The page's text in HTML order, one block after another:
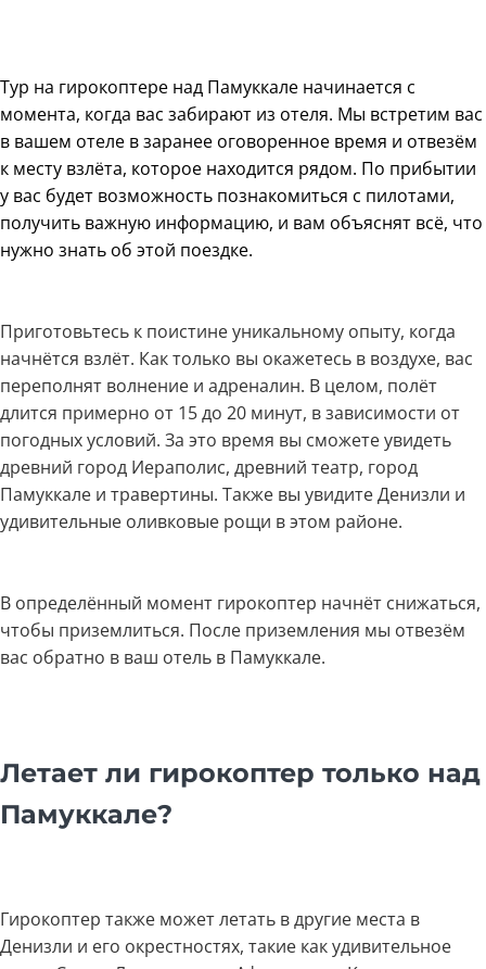
Тур на гирокоптере над Памуккале начинается с
момента, когда вас забирают из отеля. Мы встретим вас
в вашем отеле в заранее оговоренное время и отвезём
к месту взлёта, которое находится рядом. По прибытии
у вас будет возможность познакомиться с пилотами,
получить важную информацию, и вам объяснят всё, что
нужно знать об этой поездке.
Приготовьтесь к поистине уникальному опыту, когда
начнётся взлёт. Как только вы окажетесь в воздухе, вас
переполнят волнение и адреналин. В целом, полёт
длится примерно от 15 до 20 минут, в зависимости от
погодных условий. За это время вы сможете увидеть
древний город Иераполис, древний театр, город
Памуккале и травертины. Также вы увидите Денизли и
удивительные оливковые рощи в этом районе.
В определённый момент гирокоптер начнёт снижаться,
чтобы приземлиться. После приземления мы отвезём
вас обратно в ваш отель в Памуккале.
Летает ли гирокоптер только над
Памуккале?
Гирокоптер также может летать в другие места в
Денизли и его окрестностях, такие как удивительное